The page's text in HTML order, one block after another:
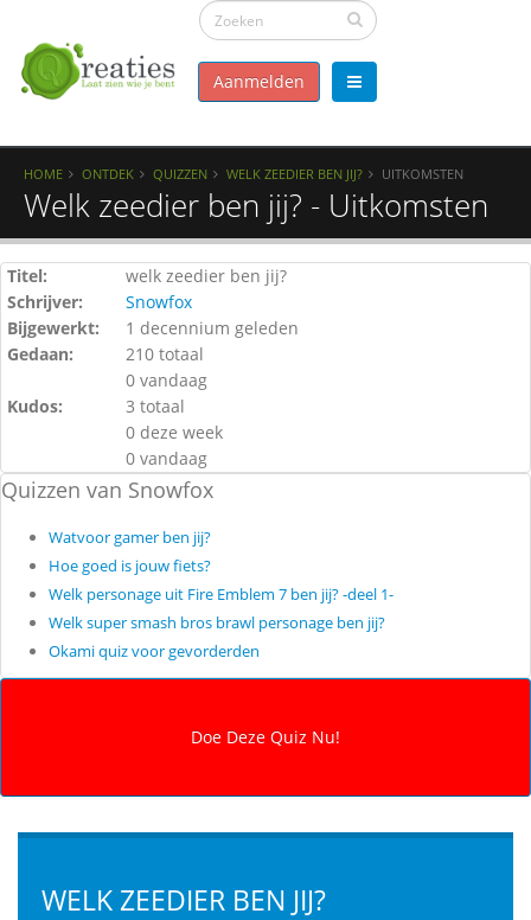
Aanmelden
HOME ONTDEK QUIZZEN WELK ZEEDIER BEN JIJ? UITKOMSTEN
Welk zeedier ben jij? - Uitkomsten
Titel:
welk zeedier ben jij?
Schrijver:
Snowfox
Bijgewerkt:
1 decennium geleden
Gedaan:
210 totaal
0 vandaag
Kudos:
3 totaal
0 deze week
0 vandaag
Quizzen van Snowfox
Watvoor gamer ben jij?
Hoe goed is jouw fiets?
Welk personage uit Fire Emblem 7 ben jij? -deel 1-
Welk super smash bros brawl personage ben jij?
Okami quiz voor gevorderden
WELK ZEEDIER BEN JIJ?